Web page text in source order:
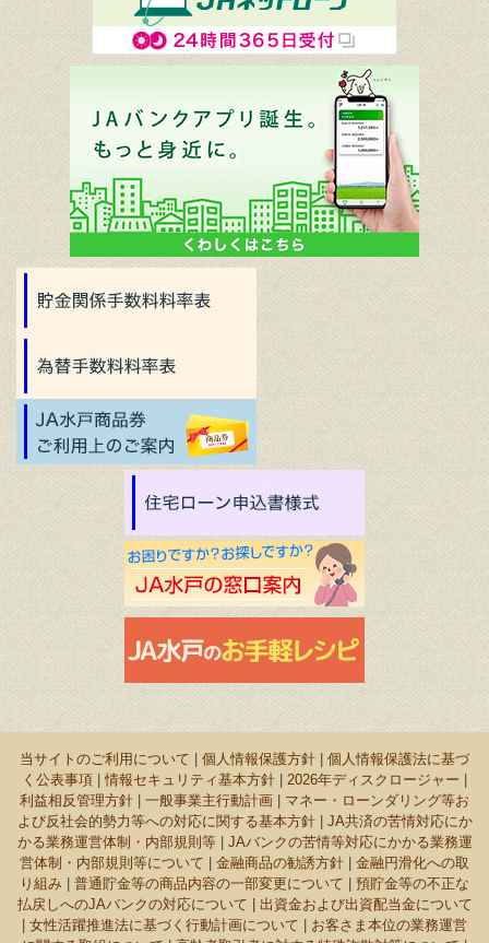
当サイトのご利用について 個人情報保護方針
個人情報保護法に基づ
く公表事項
情報セキュリティ基本方針 2026年ディスクロージャー
利益相反管理方針
一般事業主行動計画
マネー・ローンダリング等お
よび反社会的勢力等への対応に関する基本方針| JA共済の苦情対応にか
かる業務運営体制・内部規則等| JAバンクの苦情等対応にかかる業務運
営体制・内部規則等について
金融商品の勧誘方針
金融円滑化への取
り組み
普通貯金等の商品内容の一部変更について
預貯金等の不正な
払戻しへのJAバンクの対応について | 出資金および出資配当金について
女性活躍推進法に基づく行動計画について
お客さま本位の業務運営